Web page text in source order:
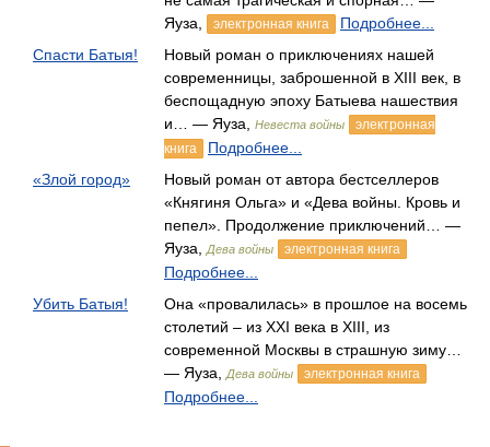
Яуза,
электронная книга
Подробнее...
Спасти Батыя!
Новый роман о приключениях нашей
современницы, заброшенной в XIII век, в
беспощадную эпоху Батыева нашествия
и… — Яуза,
Невеста войны
электронная
книга
Подробнее...
«Злой город»
Новый роман от автора бестселлеров
«Княгиня Ольга» и «Дева войны. Кровь и
пепел». Продолжение приключений… —
Яуза,
Дева войны электронная книга
Подробнее...
Убить Батыя!
Она «провалилась» в прошлое на восемь
столетий – из XXI века в XIII, из
современной Москвы в страшную зиму…
— Яуза,
Дева войны электронная книга
Подробнее...